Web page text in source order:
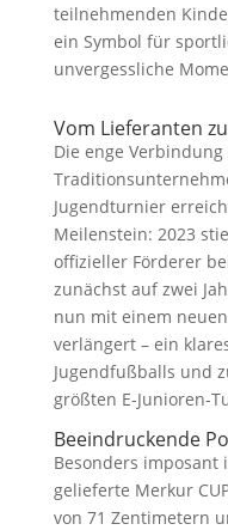
teilnehmenden
ein Symbol für
unvergessliche
Vom Lieferanten
Die enge
Jugendturnier
Meilenstein: 2023
offizieller Förderer
zunächst auf zwei
nun mit einem
verlängert – ein
Jugendfußballs und
größten E-Junioren-
Beeindruckende
Besonders imposant
gelieferte Merkur
von 71 Zentimetern